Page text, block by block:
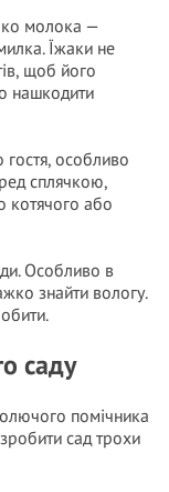
молока —
Їжаки не
щоб його
нашкодити
особливо
сплячкою,
котячого або
Особливо в
знайти вологу.
саду
помічника
сад трохи